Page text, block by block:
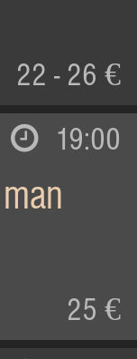
22 - 26 €
19:00
25 €